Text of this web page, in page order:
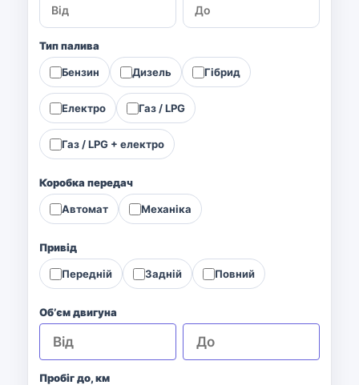
Тип палива
Бензин Дизель Гібрид
Електро Газ / LPG
Газ / LPG + електро
Коробка передач
Автомат Механіка
Привід
Передній Задній Повний
Обʼєм двигуна
Пробіг до, км